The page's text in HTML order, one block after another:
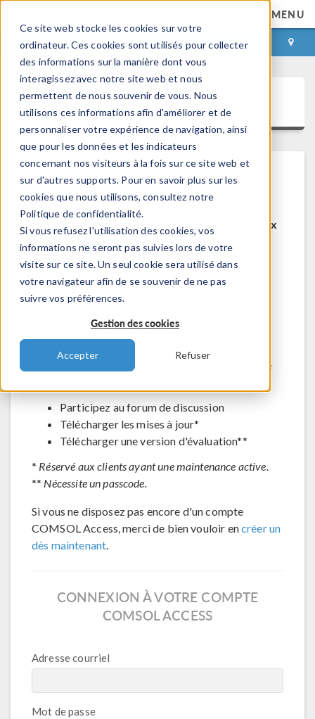
Ce site web stocke les cookies sur votre
ordinateur. Ces cookies sont utilisés pour collecter
des informations sur la manière dont vous
interagissez avec notre site web et nous
permettent de nous souvenir de vous. Nous
utilisons ces informations afin d'améliorer et de
personnaliser votre expérience de navigation, ainsi
que pour les données et les indicateurs
concernant nos visiteurs à la fois sur ce site web et
sur d'autres supports. Pour en savoir plus sur les
cookies que nous utilisons, consultez notre
Politique de confidentialité.
Si vous refusez l'utilisation des cookies, vos
informations ne seront pas suivies lors de votre
visite sur ce site. Un seul cookie sera utilisé dans
votre navigateur afin de se souvenir de ne pas
suivre vos préférences.
Gestion des cookies
Accepter Refuser
MENU
CONNEXION CONTACT
COMSOL Access
Bienvenue sur COMSOL Access
COMSOL Access est un service disponible aux
utilisateurs et contacts.
Bénéfices:
Modifier les informations de contact et de
Contacter le support technique
Voir les inscriptions aux évènements à venir
Accéder à COMSOL Exchange - partage de
Participez au forum de discussion
Télécharger les mises à jour*
Télécharger une version d'évaluation**
* Réservé aux clients ayant une maintenance active.
** Nécessite un passcode.
Si vous ne disposez pas encore d'un compte
COMSOL Access, merci de bien vouloir encréer un
dès maintenant.
CONNEXION À VOTRE COMPTE
COMSOL ACCESS
Adresse courriel
Mot de passe